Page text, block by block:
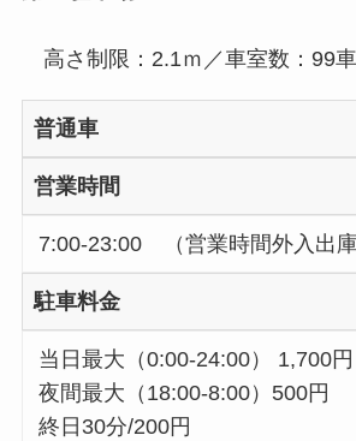
高さ制限：2.1ｍ／車室数：99
普通車
営業時間
7:00-23:00 （営業時間外入出庫
駐車料金
当日最大（0:00-24:00） 1,700円
夜間最大（18:00-8:00）500円
終日30分/200円